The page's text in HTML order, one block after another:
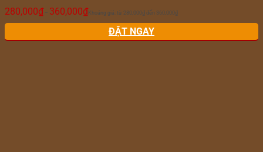
280,000₫ – 360,000₫ Khoảng giá: từ 280,000₫ đến 360,000₫
ĐẶT NGAY